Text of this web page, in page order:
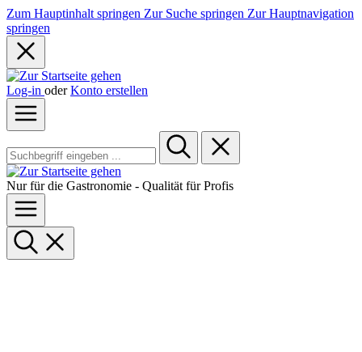
Zum Hauptinhalt springen Zur Suche springen Zur Hauptnavigation
springen
Log-in oder Konto erstellen
Nur für die Gastronomie - Qualität für Profis